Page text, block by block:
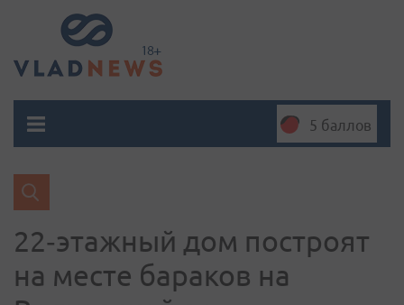
5 баллов
22‑этажный дом построят
на месте бараков на